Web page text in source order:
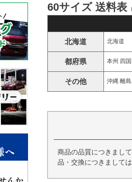
60サイズ 送料表
北海道 北海道
都府県 本州 四
その他 沖縄 離島
商品の品質につきまし
品・交換につきまして